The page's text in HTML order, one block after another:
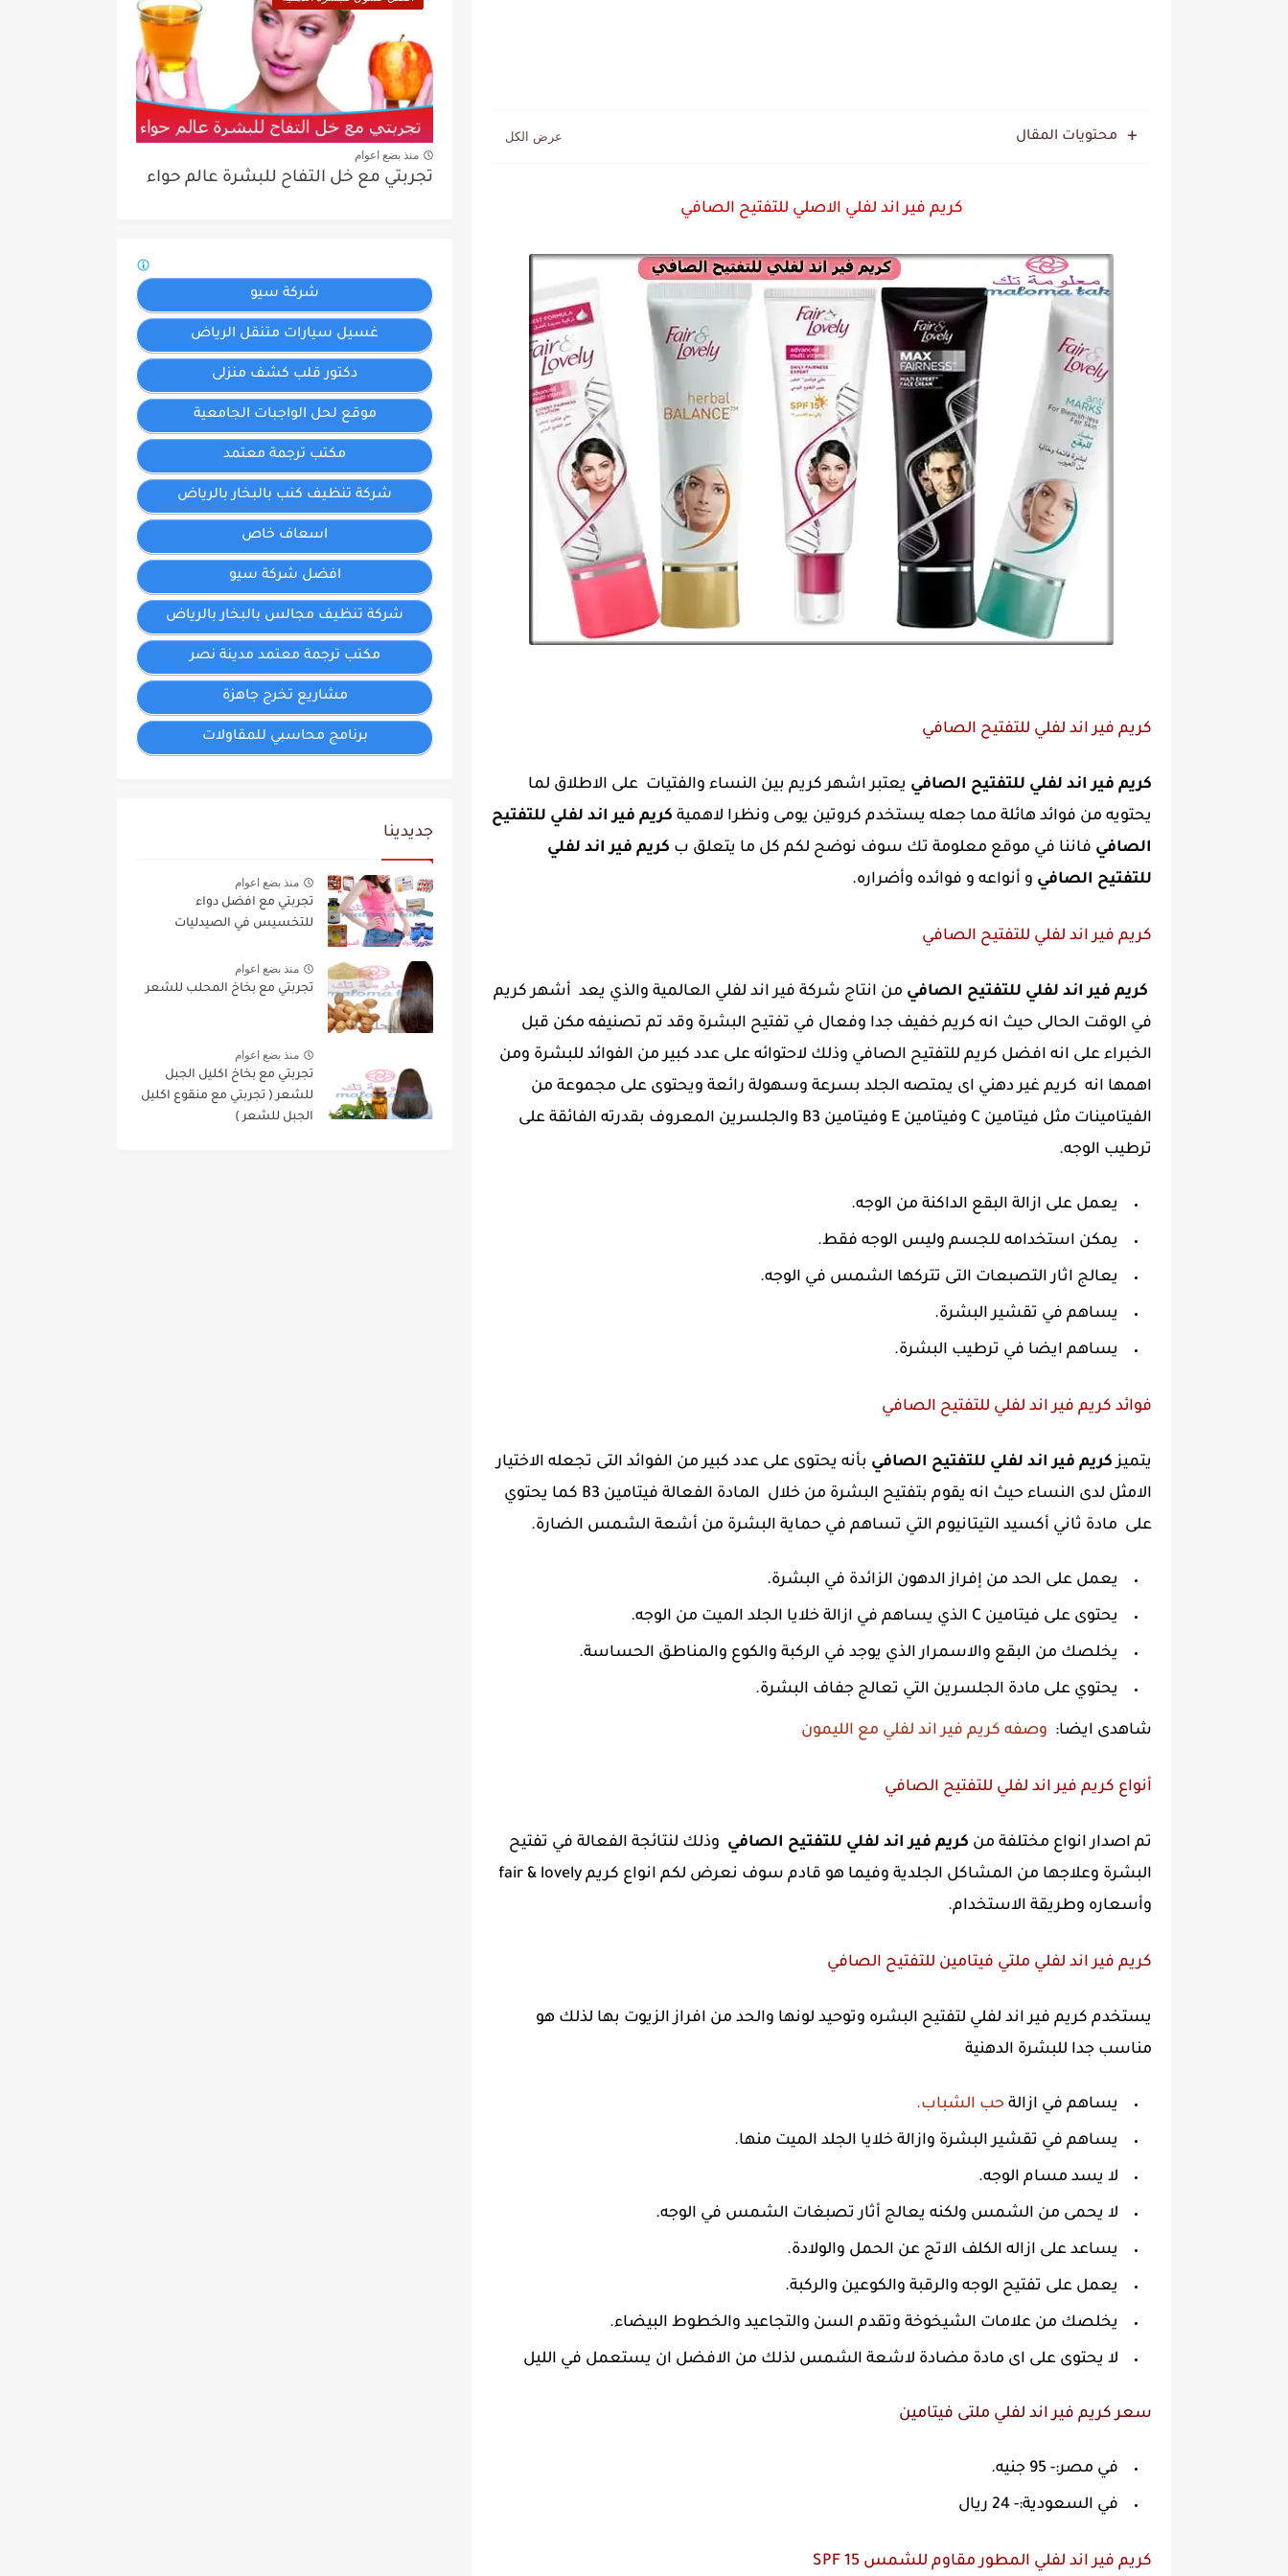
محتويات المقال
كريم فير اند لفلي الاصلي للتفتيح الصافي
كريم فير اند لفلي للتفتيح الصافي
كريم فير اند لفلي للتفتيح الصافي يعتبر اشهر كريم بين النساء والفتيات على الاطلاق لما
يحتويه من فوائد هائلة مما جعله يستخدم كروتين يومى ونظرا لاهمية كريم فير اند لفلي للتفتيح
الصافي فاننا في موقع معلومة تك سوف نوضح لكم كل ما يتعلق ب كريم فير اند لفلي
للتفتيح الصافي و أنواعه و فوائده وأضراره.
كريم فير اند لفلي للتفتيح الصافي
كريم فير اند لفلي للتفتيح الصافي من انتاج شركة فير اند لفلي العالمية والذي يعد أشهر كريم
في الوقت الحالى حيث انه كريم خفيف جدا وفعال في تفتيح البشرة وقد تم تصنيفه مكن قبل
الخبراء على انه افضل كريم للتفتيح الصافي وذلك لاحتوائه على عدد كبير من الفوائد للبشرة ومن
اهمها انه كريم غير دهني اى يمتصه الجلد بسرعة وسهولة رائعة ويحتوى على مجموعة من
الفيتامينات مثل فيتامين C وفيتامين E وفيتامين B3 والجلسرين المعروف بقدرته الفائقة على
ترطيب الوجه.
يعمل على ازالة البقع الداكنة من الوجه.
يمكن استخدامه للجسم وليس الوجه فقط.
يعالج اثار التصبعات التى تتركها الشمس في الوجه.
يساهم في تقشير البشرة.
يساهم ايضا في ترطيب البشرة.
فوائد كريم فير اند لفلي للتفتيح الصافي
يتميزكريم فير اند لفلي للتفتيح الصافي بأنه يحتوى على عدد كبير من الفوائد التى تجعله الاختيار
الامثل لدى النساء حيث انه يقوم بتفتيح البشرة من خلال المادة الفعالة فيتامين B3 كما يحتوي
على مادة ثاني أكسيد التيتانيوم التي تساهم في حماية البشرة من أشعة الشمس الضارة.
يعمل على الحد من إفراز الدهون الزائدة في البشرة.
يحتوى على فيتامين C الذي يساهم في ازالة خلايا الجلد الميت من الوجه.
يخلصك من البقع والاسمرار الذي يوجد في الركبة والكوع والمناطق الحساسة.
يحتوي على مادة الجلسرين التي تعالج جفاف البشرة.
شاهدى ايضا: وصفه كريم فير اند لفلي مع الليمون
أنواع كريم فير اند لفلي للتفتيح الصافي
تم اصدار انواع مختلفة من كريم فير اند لفلي للتفتيح الصافي وذلك لنتائجة الفعالة في تفتيح
البشرة وعلاجها من المشاكل الجلدية وفيما هو قادم سوف نعرض لكم انواع كريم fair & lovely
وأسعاره وطريقة الاستخدام.
كريم فير اند لفلي ملتي فيتامين للتفتيح الصافي
يستخدم كريم فير اند لفلي لتفتيح البشره وتوحيد لونها والحد من افراز الزيوت بها لذلك هو
مناسب جدا للبشرة الدهنية
يساهم في ازالة حب الشباب.
يساهم في تقشير البشرة وازالة خلايا الجلد الميت منها.
لا يسد مسام الوجه.
لا يحمى من الشمس ولكنه يعالج أثار تصبغات الشمس في الوجه.
يساعد على ازاله الكلف الاتج عن الحمل والولادة.
يعمل على تفتيح الوجه والرقبة والكوعين والركبة.
يخلصك من علامات الشيخوخة وتقدم السن والتجاعيد والخطوط البيضاء.
لا يحتوى على اى مادة مضادة لاشعة الشمس لذلك من الافضل ان يستعمل في الليل
سعر كريم فير اند لفلي ملتى فيتامين
في مصر:- 95 جنيه.
في السعودية:- 24 ريال
كريم فير اند لفلي المطور مقاوم للشمس SPF 15
منذ بضع اعوام
تجربتي مع خل التفاح للبشرة عالم حواء
شركة سيو
غسيل سيارات متنقل الرياض
دكتور قلب كشف منزلى
موقع لحل الواجبات الجامعية
مكتب ترجمة معتمد
شركة تنظيف كنب بالبخار بالرياض
اسعاف خاص
افضل شركة سيو
شركة تنظيف مجالس بالبخار بالرياض
مكتب ترجمة معتمد مدينة نصر
مشاريع تخرج جاهزة
برنامج محاسبي للمقاولات
جديدينا
منذ بضع اعوام
تجربتي مع افضل دواء
للتخسيس في الصيدليات
منذ بضع اعوام
تجربتي مع بخاخ المحلب للشعر
منذ بضع اعوام
تجربتي مع بخاخ اكليل الجبل
للشعر ( تجربتي مع منقوع اكليل
الجبل للشعر )